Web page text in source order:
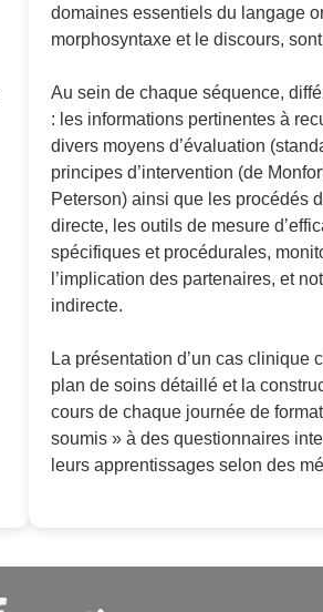
domaines essentiels du langage
morphosyntaxe et le discours,
Au sein de chaque séquence,
: les informations pertinentes à
divers moyens d’évaluation
principes d’intervention (de
Peterson) ainsi que les procédés
directe, les outils de mesure
spécifiques et procédurales,
l’implication des partenaires, et
indirecte.
La présentation d’un cas clinique
plan de soins détaillé et la
cours de chaque journée de
soumis » à des questionnaires
leurs apprentissages selon des